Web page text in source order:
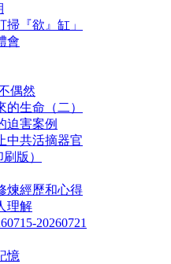
『欲』缸」
會
偶然
生命（二）
迫害案例
中共活摘器官
版）
煉經歷和心得
理解
20260721
憶